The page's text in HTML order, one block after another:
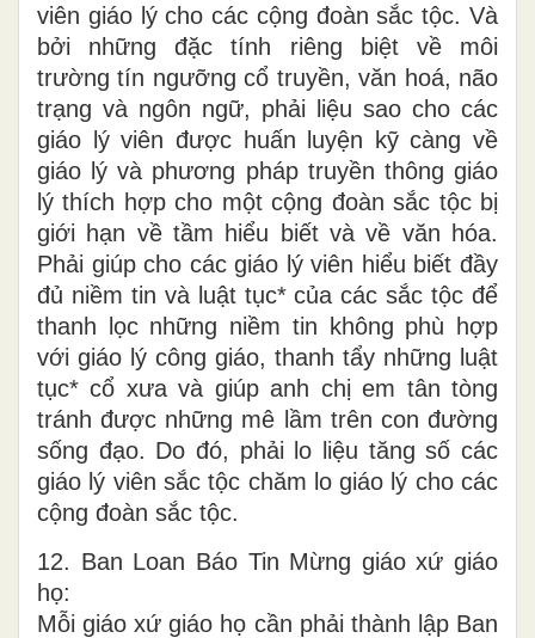
viên giáo lý cho các cộng đoàn sắc tộc. Và
bởi những đặc tính riêng biệt về môi
trường tín ngưỡng cổ truyền, văn hoá, não
trạng và ngôn ngữ, phải liệu sao cho các
giáo lý viên được huấn luyện kỹ càng về
giáo lý và phương pháp truyền thông giáo
lý thích hợp cho một cộng đoàn sắc tộc bị
giới hạn về tầm hiểu biết và về văn hóa.
Phải giúp cho các giáo lý viên hiểu biết đầy
đủ niềm tin và luật tục* của các sắc tộc để
thanh lọc những niềm tin không phù hợp
với giáo lý công giáo, thanh tẩy những luật
tục* cổ xưa và giúp anh chị em tân tòng
tránh được những mê lầm trên con đường
sống đạo. Do đó, phải lo liệu tăng số các
giáo lý viên sắc tộc chăm lo giáo lý cho các
cộng đoàn sắc tộc.
12. Ban Loan Báo Tin Mừng giáo xứ giáo
họ:
Mỗi giáo xứ giáo họ cần phải thành lập Ban